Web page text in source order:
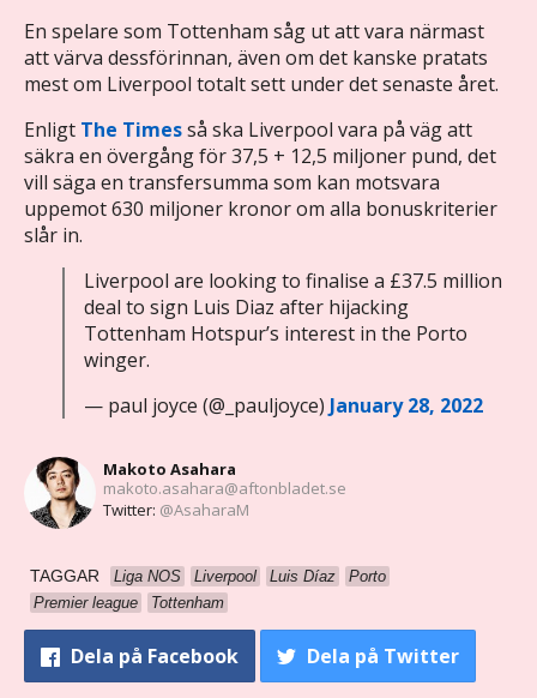
En spelare som Tottenham såg ut att vara närmast
att värva dessförinnan, även om det kanske pratats
mest om Liverpool totalt sett under det senaste året.
Enligt The Timesså ska Liverpool vara på väg att
säkra en övergång för 37,5 + 12,5 miljoner pund, det
vill säga en transfersumma som kan motsvara
uppemot 630 miljoner kronor om alla bonuskriterier
slår in.
Liverpool are looking to finalise a £37.5 million
deal to sign Luis Diaz after hijacking
Tottenham Hotspur’s interest in the Porto
winger.
— paul joyce (@_pauljoyce) January 28, 2022
Makoto Asahara
makoto.asahara@aftonbladet.se
Twitter: @AsaharaM
TAGGAR Liga NOS Liverpool Luis Díaz
Porto
Premier league
Tottenham
Dela på Facebook Dela på Twitter